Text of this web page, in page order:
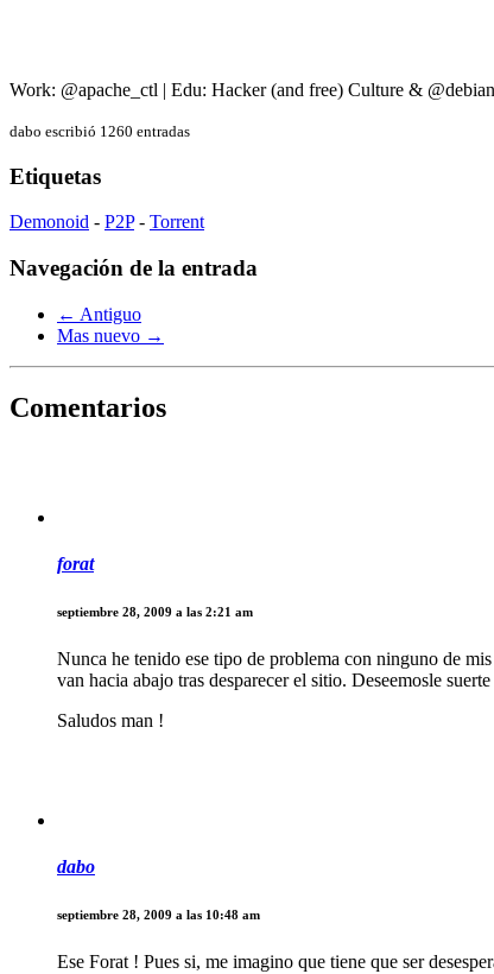
Work: @apache_ctl | Edu: Hacker (and free) Culture &
dabo escribió 1260 entradas
Etiquetas
Demonoid - P2P- Torrent
Navegación de la entrada
← Antiguo
Mas nuevo →
Comentarios
forat
septiembre 28, 2009 a las 2:21 am
Nunca he tenido ese tipo de problema con ninguno de
van hacia abajo tras desparecer el sitio. Deseemosle
Saludos man !
dabo
septiembre 28, 2009 a las 10:48 am
Ese Forat ! Pues si, me imagino que tiene que ser